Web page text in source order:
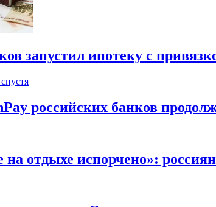
запустил ипотеку с
российских банков
на отдыхе испорчено»: